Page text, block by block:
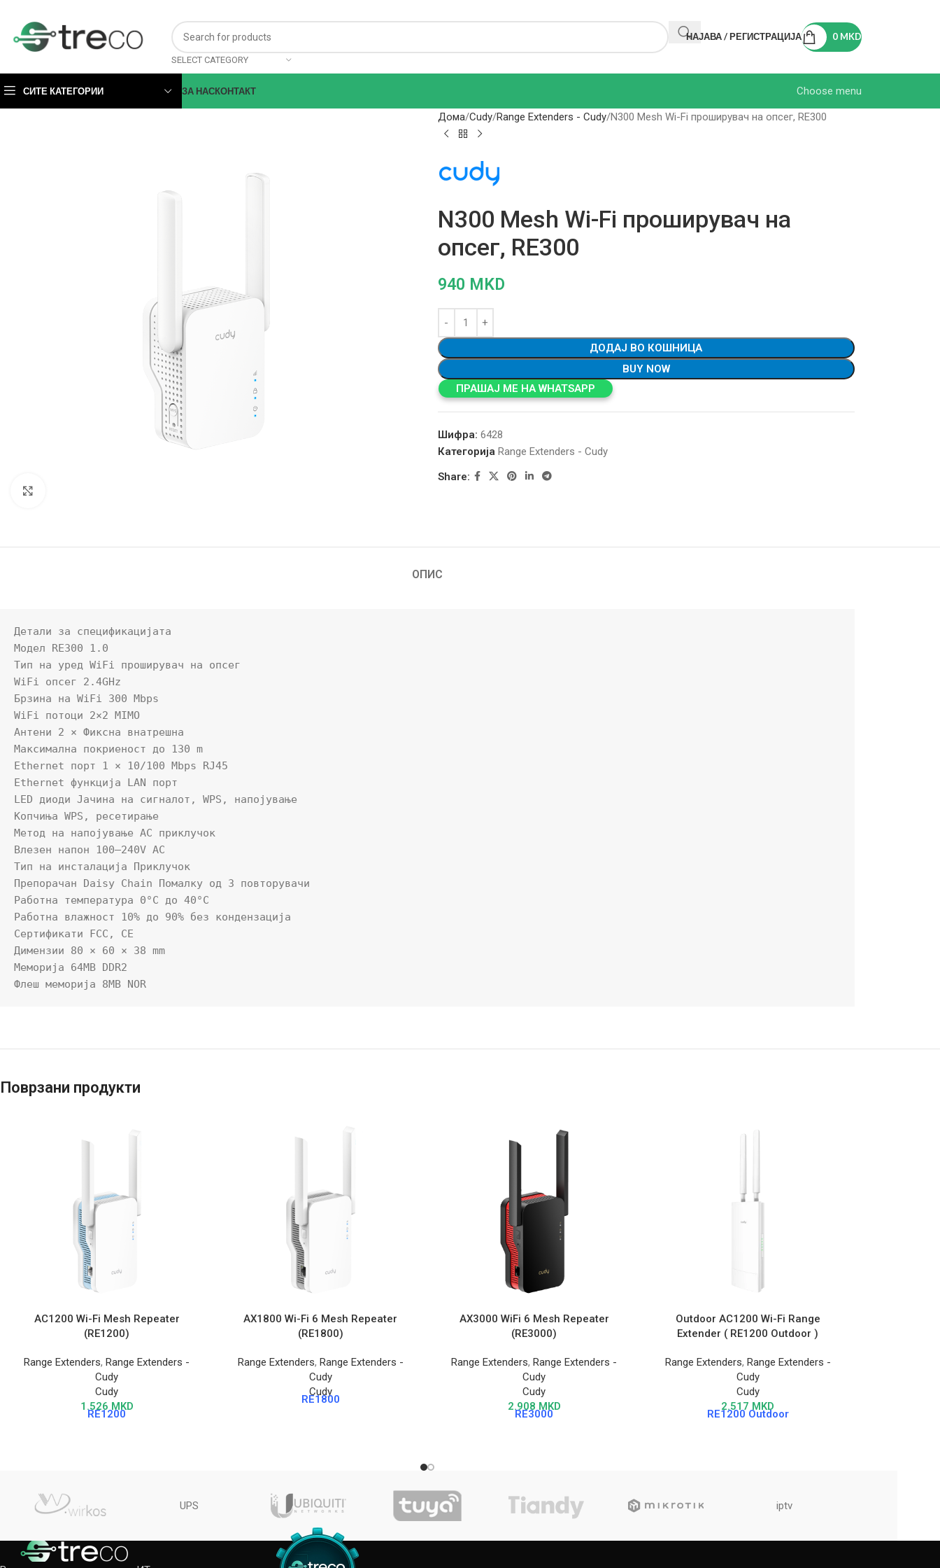
SELECT CATEGORY
НАЈАВА / РЕГИСТРАЦИЈА 0 MKD
СИТЕ КАТЕГОРИИ ЗА НАСКОНТАКТ Choose menu
Дома Cudy Range Extenders - Cudy N300 Mesh Wi-Fi проширувач на опсег, RE300
N300 Mesh Wi-Fi проширувач на
опсег, RE300
940 MKD
ДОДАЈ ВО КОШНИЦА
BUY NOW
ПРАШАЈ МЕ НА WHATSAPP
Шифра: 6428
Категорија Range Extenders - Cudy
Share:
ОПИС
Детали за спецификацијата
Модел RE300 1.0
Тип на уред WiFi проширувач на опсег
WiFi опсег 2.4GHz
Брзина на WiFi 300 Mbps
WiFi потоци 2×2 MIMO
Антени 2 × Фиксна внатрешна
Максимална покриеност до 130 m
Ethernet порт 1 × 10/100 Mbps RJ45
Ethernet функција LAN порт
LED диоди Јачина на сигналот, WPS, напојување
Копчиња WPS, ресетирање
Метод на напојување AC приклучок
Влезен напон 100–240V AC
Тип на инсталација Приклучок
Препорачан Daisy Chain Помалку од 3 повторувачи
Работна температура 0°C до 40°C
Работна влажност 10% до 90% без кондензација
Сертификати FCC, CE
Димензии 80 × 60 × 38 mm
Меморија 64MB DDR2
Флеш меморија 8MB NOR
Поврзани продукти
AC1200 Wi-Fi Mesh Repeater
(RE1200)
Range Extenders, Range Extenders -
Cudy
Cudy
1.526 MKD
RE1200
AX1800 Wi-Fi 6 Mesh Repeater
(RE1800)
Range Extenders, Range Extenders -
Cudy
Cudy
RE1800
AX3000 WiFi 6 Mesh Repeater
(RE3000)
Range Extenders, Range Extenders -
Cudy
Cudy
2.908 MKD
RE3000
Outdoor AC1200 Wi-Fi Range
Extender ( RE1200 Outdoor )
Range Extenders, Range Extenders -
Cudy
Cudy
2.517 MKD
RE1200 Outdoor
UPS iptv